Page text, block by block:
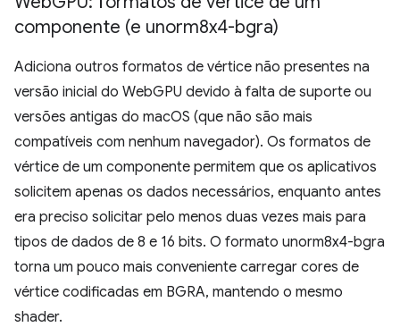
componente (e unorm8x4-bgra)
Adiciona outros formatos de vértice não presentes na
versão inicial do WebGPU devido à falta de suporte ou
versões antigas do macOS (que não são mais
compatíveis com nenhum navegador). Os formatos de
vértice de um componente permitem que os aplicativos
solicitem apenas os dados necessários, enquanto antes
era preciso solicitar pelo menos duas vezes mais para
tipos de dados de 8 e 16 bits. O formato unorm8x4-bgra
torna um pouco mais conveniente carregar cores de
vértice codificadas em BGRA, mantendo o mesmo
shader.